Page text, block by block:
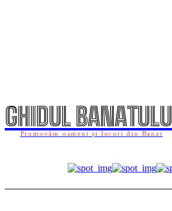
GHIDUL BANATULUI
Promovăm oameni și locuri din Banat